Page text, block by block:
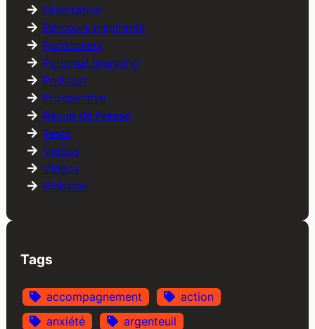
Orientation
Parcours inspirants
Particuliers
Personal Branding
Podcast
Prospective
Revue de Presse
Tests
Vidéos
Vidéos
Webinair
Tags
accompagnement
action
anxiété
argenteuil